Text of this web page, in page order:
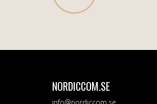
NORDICCOM.SE